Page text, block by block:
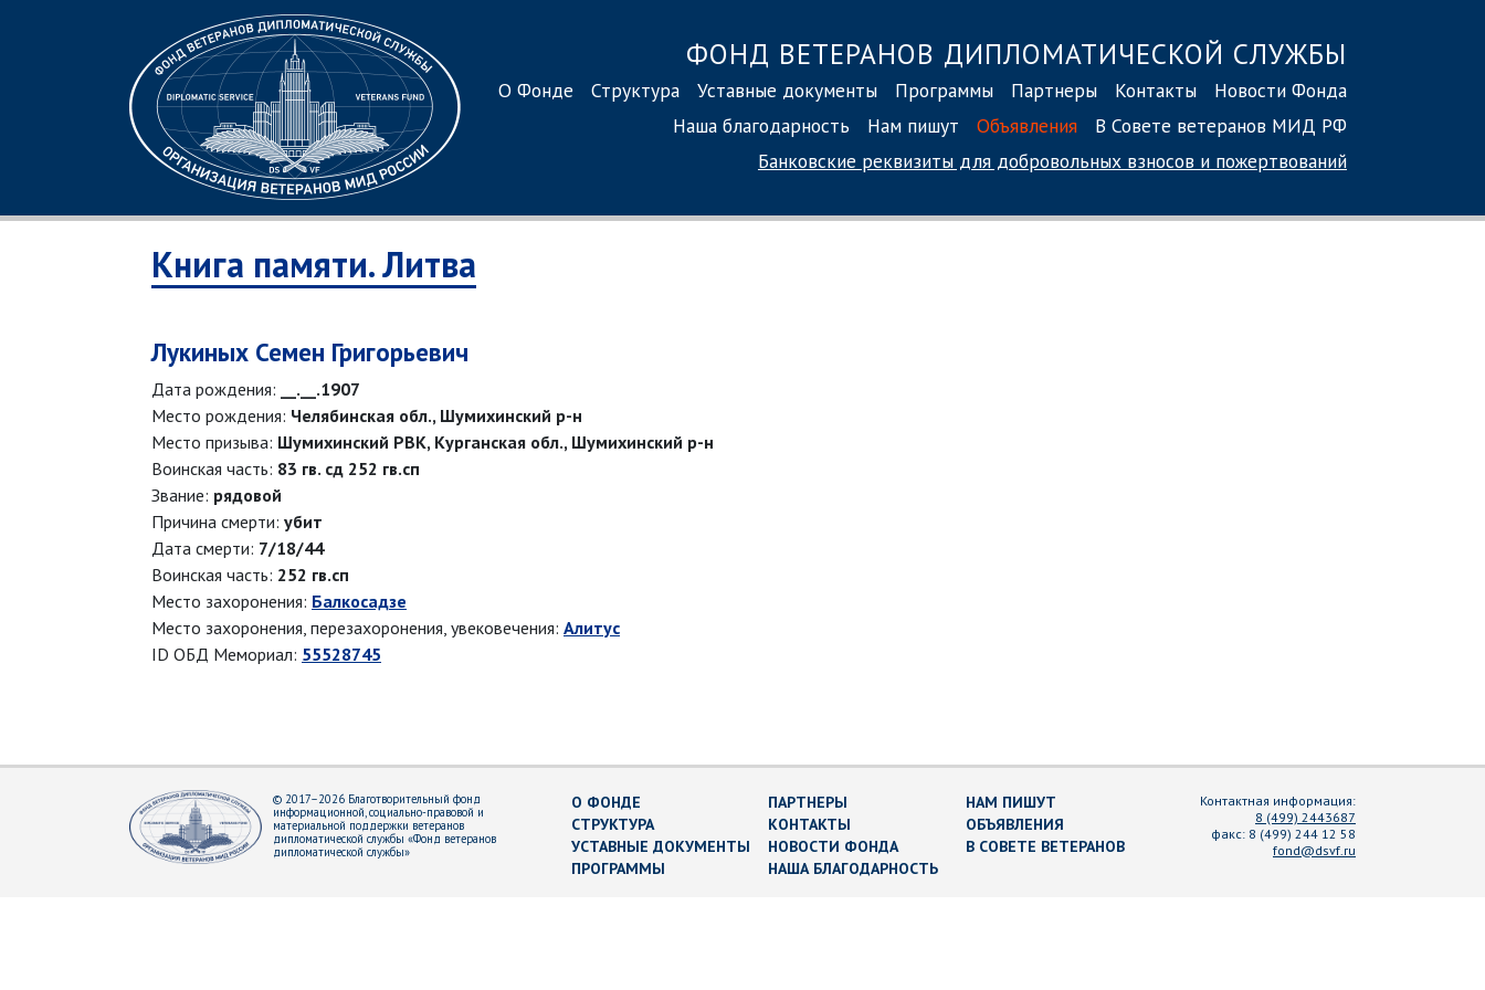
ФОНД ВЕТЕРАНОВ ДИПЛОМАТИЧЕСКОЙ СЛУЖБЫ
О Фонде Структура Уставные документы Программы Партнеры Контакты
Новости Фонда
Наша благодарность
Нам пишут Объявления
В Совете ветеранов МИД РФ
Банковские реквизиты для добровольных взносов и пожертвований
Книга памяти. Литва
Лукиных Семен Григорьевич
Дата рождения:
__.__.1907
Место рождения: Челябинская обл., Шумихинский р-н
Место призыва: Шумихинский РВК, Курганская обл., Шумихинский р-н
Воинская часть: 83 гв. сд 252 гв.сп
Звание: рядовой
Причина смерти: убит
Дата смерти: 7/18/44
Воинская часть: 252 гв.сп
Место захоронения: Балкосадзе
Место захоронения, перезахоронения, увековечения: Алитус
ID ОБД Мемориал: 55528745
© 2017–2026 Благотворительный фонд
информационной, социально-правовой и
материальной поддержки ветеранов
дипломатической службы «Фонд ветеранов
дипломатической службы»
О ФОНДЕ
СТРУКТУРА
УСТАВНЫЕ ДОКУМЕНТЫ
ПРОГРАММЫ
ПАРТНЕРЫ
КОНТАКТЫ
НОВОСТИ ФОНДА
НАША БЛАГОДАРНОСТЬ
НАМ ПИШУТ
ОБЪЯВЛЕНИЯ
В СОВЕТЕ ВЕТЕРАНОВ
Контактная информация:
8 (499) 2443687
факс: 8 (499) 244 12 58
fond@dsvf.ru